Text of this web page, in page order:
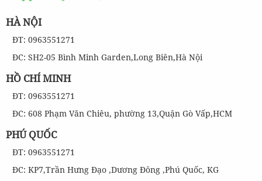
HÀ NỘI
ĐT: 0963551271
ĐC: SH2-05 Bình Minh Garden,Long Biên,Hà Nội
HỒ CHÍ MINH
ĐT: 0963551271
ĐC: 608 Phạm Văn Chiêu, phường 13,Quận Gò Vấp,HCM
PHÚ QUỐC
ĐT: 0963551271
ĐC: KP7,Trần Hưng Đạo ,Dương Đông ,Phú Quốc, KG